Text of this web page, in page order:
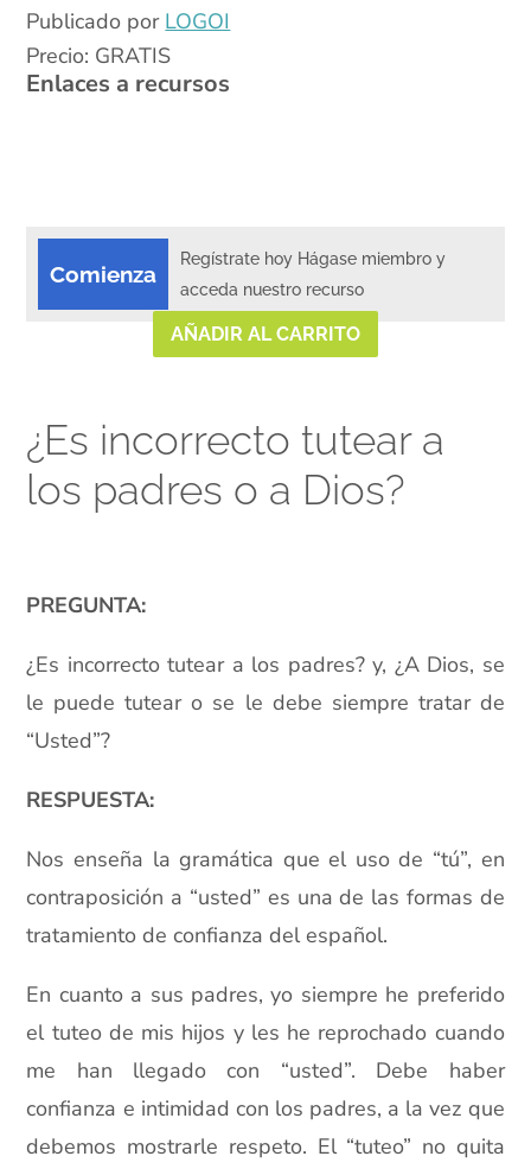
Publicado por LOGOI
Precio: GRATIS
Enlaces a recursos
Comienza
Regístrate hoy Hágase miembro y
acceda nuestro recurso
AÑADIR AL CARRITO
¿Es incorrecto tutear a
los padres o a Dios?
PREGUNTA:
¿Es incorrecto tutear a los padres? y, ¿A Dios, se
le puede tutear o se le debe siempre tratar de
“Usted”?
RESPUESTA:
Nos enseña la gramática que el uso de “tú”, en
contraposición a “usted” es una de las formas de
tratamiento de confianza del español.
En cuanto a sus padres, yo siempre he preferido
el tuteo de mis hijos y les he reprochado cuando
me han llegado con “usted”. Debe haber
confianza e intimidad con los padres, a la vez que
debemos mostrarle respeto. El “tuteo” no quita